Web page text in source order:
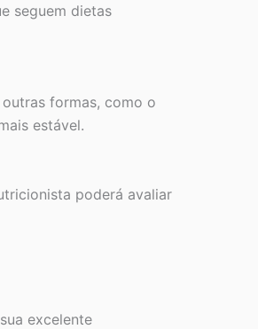
seguem dietas
formas, como o
estável.
poderá avaliar
excelente